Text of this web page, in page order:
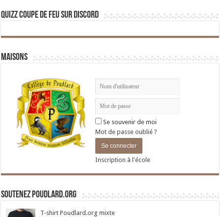
Quizz Coupe de Feu sur Discord
Maisons
Se souvenir de moi
Mot de passe oublié ?
Inscription à l'école
Soutenez Poudlard.org
T-shirt Poudlard.org mixte